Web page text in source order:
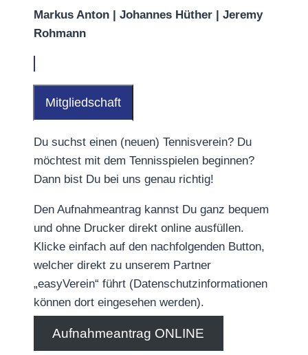
Markus Anton | Johannes Hüther | Jeremy
Rohmann
Mitgliedschaft
Du suchst einen (neuen) Tennisverein? Du
möchtest mit dem Tennisspielen beginnen?
Dann bist Du bei uns genau richtig!
Den Aufnahmeantrag kannst Du ganz bequem
und ohne Drucker direkt online ausfüllen.
Klicke einfach auf den nachfolgenden Button,
welcher direkt zu unserem Partner
„easyVerein“ führt (Datenschutzinformationen
können dort eingesehen werden).
Aufnahmeantrag ONLINE